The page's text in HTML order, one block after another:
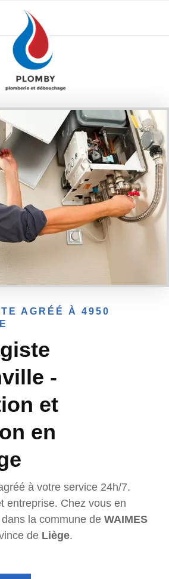
AGRÉÉ À 4950
-
et
en
à votre service 24h/7.
entreprise. Chez vous en
la commune de WAIMES
de Liège.